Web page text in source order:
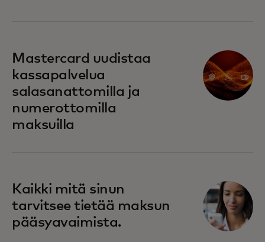
Mastercard uudistaa
kassapalvelua
salasanattomilla ja
numerottomilla
maksuilla
Kaikki mitä sinun
tarvitsee tietää maksun
pääsyavaimista.